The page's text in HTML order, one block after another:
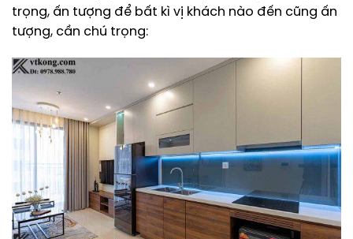
trọng, ấn tượng để bất kì vị khách nào đến cũng ấn
tượng, cần chú trọng: